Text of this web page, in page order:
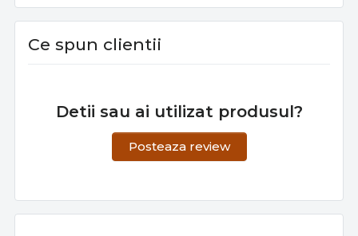
Ce spun clientii
Detii sau ai utilizat produsul?
Posteaza review